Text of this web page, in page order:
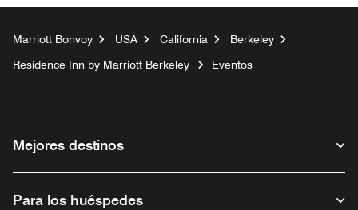
Marriott Bonvoy USA California
Berkeley
Residence Inn by Marriott Berkeley
Eventos
Mejores destinos
Para los huéspedes